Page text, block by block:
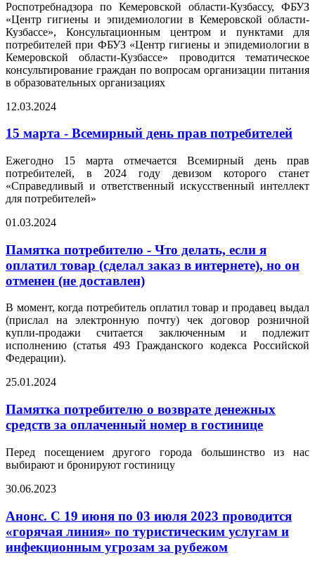
Роспотребнадзора по Кемеровской области-Кузбассу, ФБУЗ
«Центр гигиены и эпидемиологии в Кемеровской области-
Кузбассе», Консультационным центром и пунктами для
потребителей при ФБУЗ «Центр гигиены и эпидемиологии в
Кемеровской области-Кузбассе» проводится тематическое
консультирование граждан по вопросам организации питания
в образовательных организациях
12.03.2024
15 марта - Всемирный день прав потребителей
Ежегодно 15 марта отмечается Всемирный день прав
потребителей, в 2024 году девизом которого станет
«Справедливый и ответственный искусственный интеллект
для потребителей»
01.03.2024
Памятка потребителю - Что делать, если я
оплатил товар (сделал заказ в интернете), но он
отменен (не доставлен)
В момент, когда потребитель оплатил товар и продавец выдал
(прислал на электронную почту) чек договор розничной
купли-продажи считается заключенным и подлежит
исполнению (статья 493 Гражданского кодекса Российской
Федерации).
25.01.2024
Памятка потребителю о возврате денежных
средств за оплаченный номер в гостинице
Перед посещением другого города большинство из нас
выбирают и бронируют гостиницу
30.06.2023
Анонс. С 19 июня по 03 июля 2023 проводится
«горячая линия» по туристическим услугам и
инфекционным угрозам за рубежом